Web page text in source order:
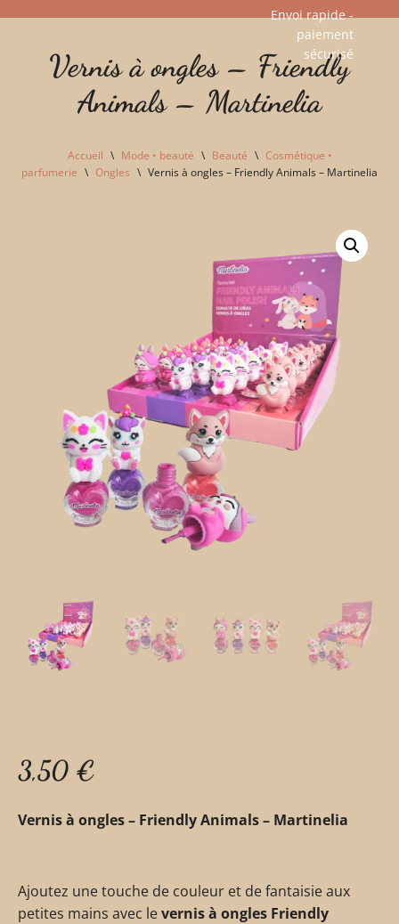
Envoi rapide -
paiement
sécurisé​
Vernis à ongles – Friendly
Animals – Martinelia
Accueil \ Mode • beauté \ Beauté \ Cosmétique •
parfumerie \ Ongles \ Vernis à ongles – Friendly Animals – Martinelia
3,50 €
Vernis à ongles – Friendly Animals – Martinelia
Ajoutez une touche de couleur et de fantaisie aux
petites mains avec levernis à ongles Friendly